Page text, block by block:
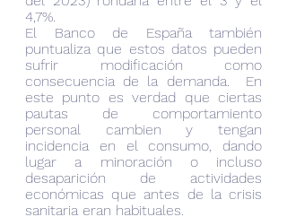
4,7%.
El Banco de España también
puntualiza que estos datos pueden
sufrir modificación como
consecuencia de la demanda.  En
este punto es verdad que ciertas
pautas de comportamiento
personal cambien y tengan
incidencia en el consumo, dando
lugar a minoración o incluso
desaparición de actividades
económicas que antes de la crisis
sanitaria eran habituales.